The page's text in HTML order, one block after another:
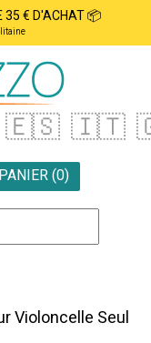
35 € D'ACHAT 📦
🇪🇸 🇮🇹
PANIER (0)
Violoncelle Seul